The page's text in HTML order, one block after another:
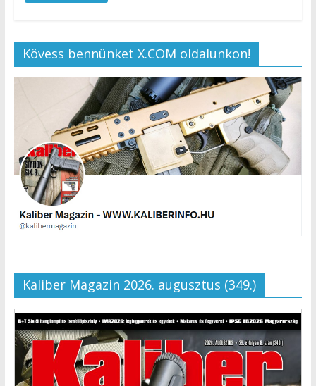
Kövess bennünket X.COM oldalunkon!
Kaliber Magazin 2026. augusztus (349.)